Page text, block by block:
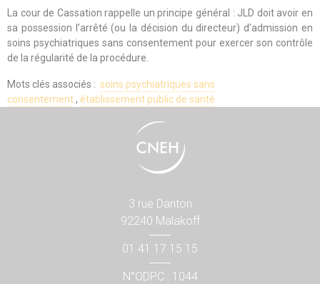
La cour de Cassation rappelle un principe général : JLD doit avoir en
sa possession l’arrêté (ou la décision du directeur) d’admission en
soins psychiatriques sans consentement pour exercer son contrôle
de la régularité de la procédure.
Mots clés associés : soins psychiatriques sans
consentement, établissement public de santé
3 rue Danton
92240 Malakoff
01 41 17 15 15
N°ODPC : 1044